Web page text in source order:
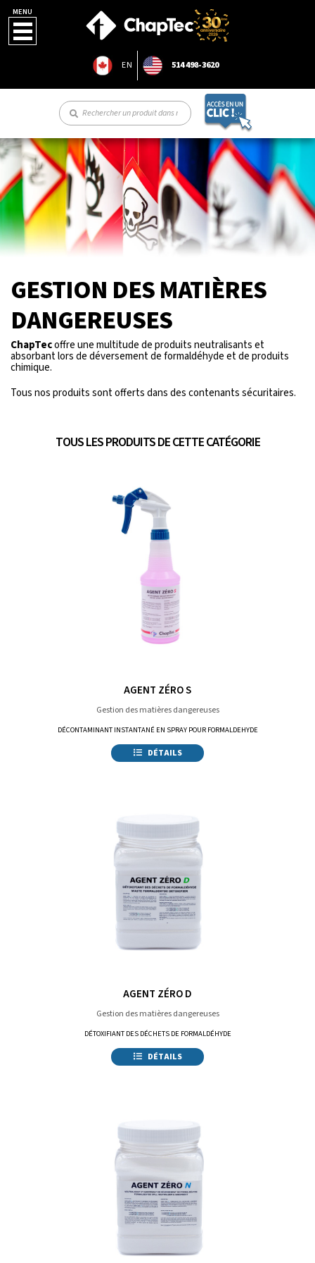
MENU
EN 514 498-3620
GESTION DES MATIÈRES
DANGEREUSES
ChapTecoffre une multitude de produits neutralisants et
absorbant lors de déversement de formaldéhyde et de produits
chimique.
Tous nos produits sont offerts dans des contenants sécuritaires.
TOUS LES PRODUITS DE CETTE CATÉGORIE
AGENT ZÉRO S
Gestion des matières dangereuses
DÉCONTAMINANT INSTANTANÉ EN SPRAY POUR FORMALDEHYDE
DÉTAILS
AGENT ZÉRO D
Gestion des matières dangereuses
DÉTOXIFIANT DES DÉCHETS DE FORMALDÉHYDE
DÉTAILS